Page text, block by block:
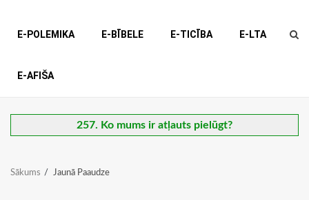
E-POLEMIKA E-BĪBELE E-TICĪBA E-LTA
E-AFIŠA
257. Ko mums ir atļauts pielūgt?
Sākums Jaunā Paaudze